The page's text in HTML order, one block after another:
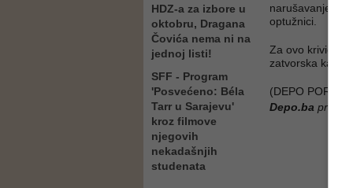
HDZ-a za izbore u
oktobru, Dragana
Čovića nema ni na
jednoj listi!
SFF - Program
'Posvećeno: Béla
Tarr u Sarajevu'
kroz filmove
njegovih
nekadašnjih
studenata
narušavanje
optužnici.
Za ovo krivično
zatvorska kazna
(DEPO
Depo.ba pratite